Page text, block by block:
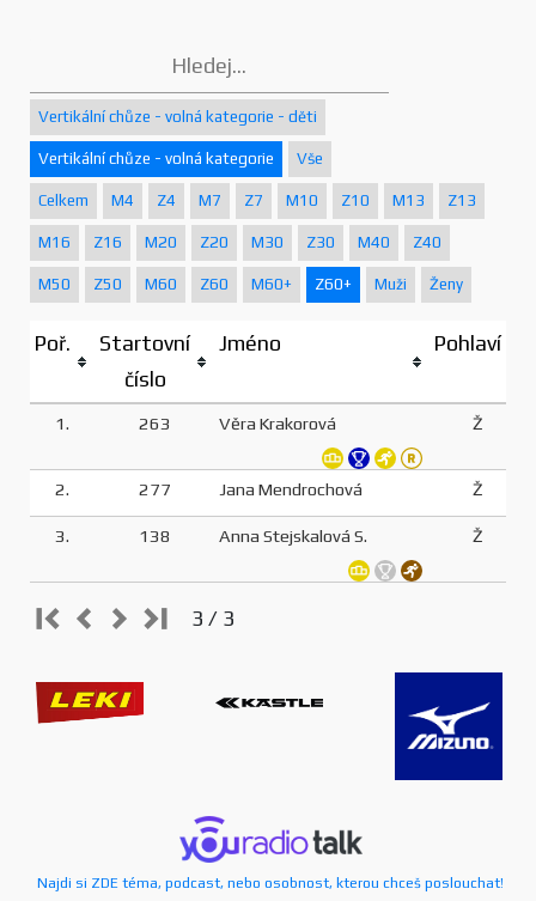
Vertikální chůze - volná kategorie - děti
Vertikální chůze - volná kategorie Vše
Celkem M4 Z4 M7 Z7 M10 Z10 M13 Z13
M16 Z16 M20 Z20 M30 Z30 M40 Z40
M50 Z50 M60 Z60 M60+ Z60+ Muži Ženy
Poř.
Startovní
číslo
Jméno Pohlaví
1. 263 Věra Krakorová Ž
2. 277 Jana Mendrochová Ž
3. 138 Anna Stejskalová S. Ž
3 / 3
Najdi si ZDE téma, podcast, nebo osobnost, kterou chceš poslouchat!